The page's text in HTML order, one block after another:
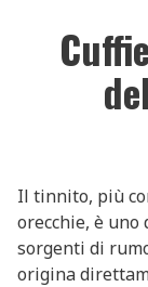
Il tinnito, più
orecchie, è
sorgenti di
origina